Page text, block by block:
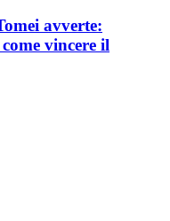
avverte:
vincere il